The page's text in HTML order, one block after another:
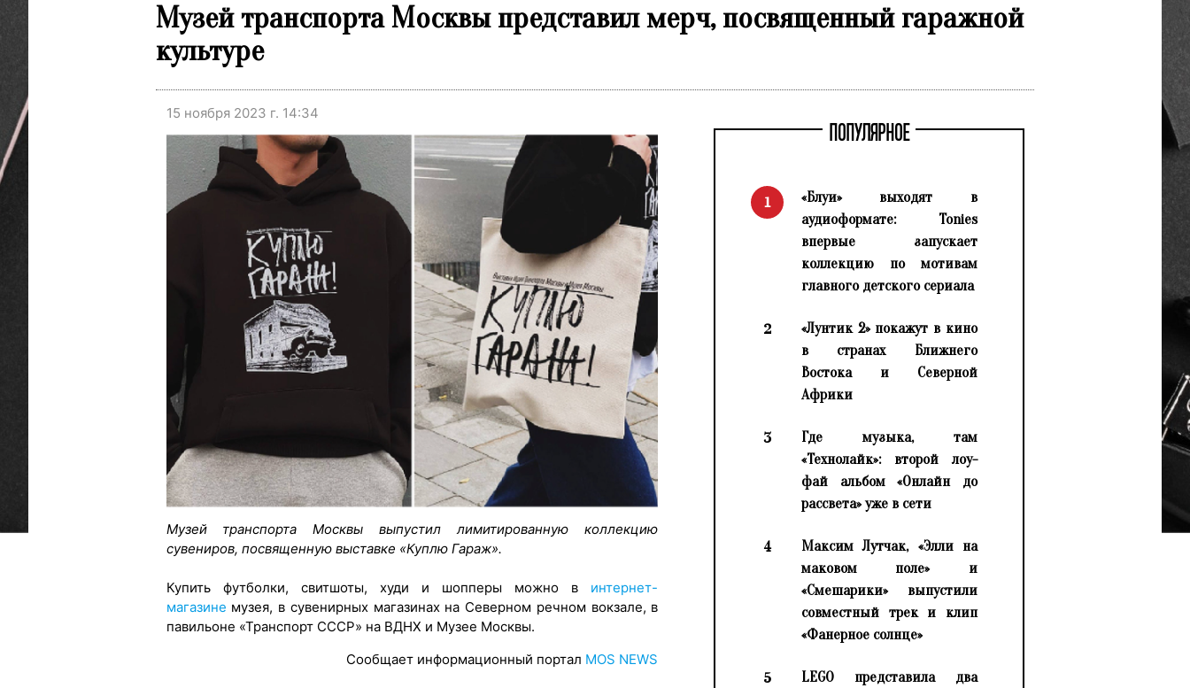
Музей транспорта Москвы представил мерч, посвященный гаражной
культуре
15 ноября 2023 г. 14:34
Музей транспорта Москвы выпустил лимитированную коллекцию
сувениров, посвященную выставке «Куплю Гараж».
Купить футболки, свитшоты, худи и шопперы можно в интернет-
магазине музея, в сувенирных магазинах на Северном речном вокзале, в
павильоне «Транспорт СССР» на ВДНХ и Музее Москвы.
Сообщает информационный портал MOS NEWS
ПОПУЛЯРНОЕ
1
«Блуи» выходят в
аудиоформате: Tonies
впервые запускает
коллекцию по мотивам
главного детского сериала
2
«Лунтик 2» покажут в кино
в странах Ближнего
Востока и Северной
Африки
3
Где музыка, там
«Технолайк»: второй лоу-
фай альбом «Онлайн до
рассвета» уже в сети
4
Максим Лутчак, «Элли на
маковом поле» и
«Смешарики» выпустили
совместный трек и клип
«Фанерное солнце»
5
LEGO представила два